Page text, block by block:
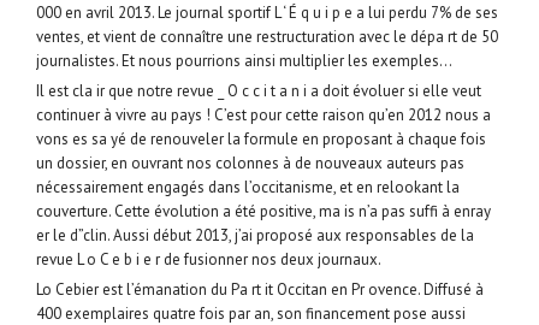
000 en avril 2013. Le journal sportif L ‘ É q u i p e a lui perdu 7% de ses
ventes, et vient de connaître une restructuration avec le dépa rt de 50
journalistes. Et nous pourrions ainsi multiplier les exemples…
Il est cla ir que notre revue _ O c c i t a n i a doit évoluer si elle veut
continuer à vivre au pays ! C’est pour cette raison qu’en 2012 nous a
vons es sa yé de renouveler la formule en proposant à chaque fois
un dossier, en ouvrant nos colonnes à de nouveaux auteurs pas
nécessairement engagés dans l’occitanisme, et en relookant la
couverture. Cette évolution a été positive, ma is n’a pas suffi à enray
er le d”clin. Aussi début 2013, j’ai proposé aux responsables de la
revue L o C e b i e r de fusionner nos deux journaux.
Lo Cebier est l’émanation du Pa rt it Occitan en Pr ovence. Diffusé à
400 exemplaires quatre fois par an, son financement pose aussi